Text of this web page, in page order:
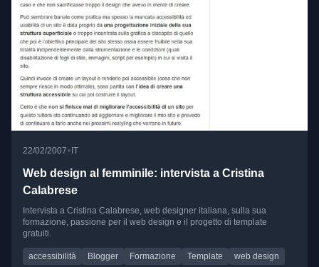
22/02/2007• IT
Web design al femminile: intervista a Cristina
Calabrese
Intervista a Cristina Calabrese, web designer italiana, sulla sua
formazione, passione per il web design e il progetto di template
gratuiti.
accessibilità Blogger Formazione Template web design